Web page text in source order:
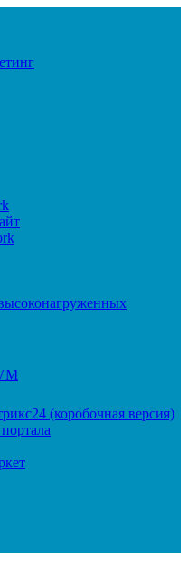
(коробочная версия)